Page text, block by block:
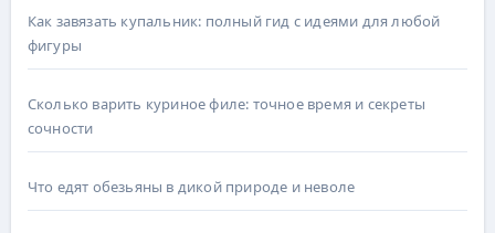
Как завязать купальник: полный гид с идеями для любой
фигуры
Сколько варить куриное филе: точное время и секреты
сочности
Что едят обезьяны в дикой природе и неволе